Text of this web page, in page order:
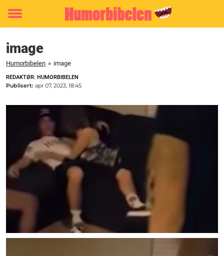
Toggle
image
Humorbibelen » image
REDAKTØR: HUMORBIBELEN
Publisert: apr 07, 2023, 18:45